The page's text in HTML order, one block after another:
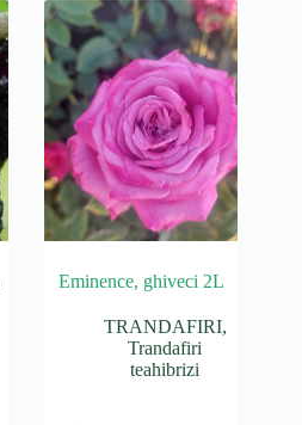
Eminence, ghiveci 2L
TRANDAFIRI,
Trandafiri
teahibrizi